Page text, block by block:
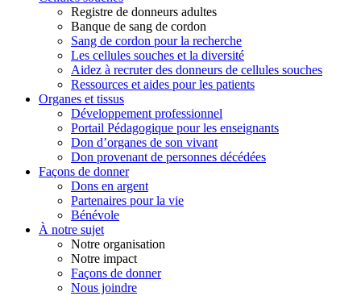
Registre de donneurs adultes
Banque de sang de cordon
Sang de cordon pour la recherche
Les cellules souches et la diversité
Aidez à recruter des donneurs de cellules souches
Ressources et aides pour les patients
Organes et tissus
Développement professionnel
Portail Pédagogique pour les enseignants
Don d’organes de son vivant
Don provenant de personnes décédées
Façons de donner
Dons en argent
Partenaires pour la vie
Bénévole
À notre sujet
Notre organisation
Notre impact
Façons de donner
Nous joindre